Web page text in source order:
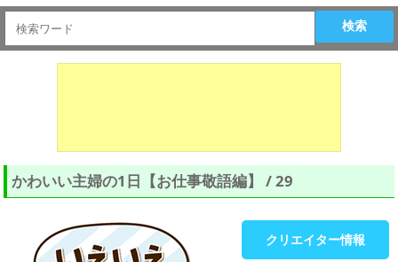
検索
かわいい主婦の1日【お仕事敬語編】 / 29
クリエイター情報